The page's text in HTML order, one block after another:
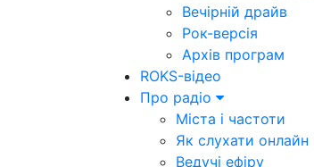
Вечірній драйв
Рок-версія
Архів програм
ROKS-відео
Про радіо
Міста і частоти
Як слухати онлайн
Ведучі ефіру